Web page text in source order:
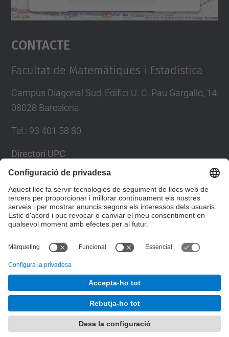
Accepta
powered by
Contacte
Facultat de Matemàtiques i Estadística
Campus Diagonal Sud, Edifici U. C. Pau Gargallo, 14
08028 Barcelona
Tel.: 93 401 58 80
Directori UPC
Formulari de contacte
Llista Xarxes Socials
Facultat de Matemàtiques i Estadí­stica.
Desenvolupat amb